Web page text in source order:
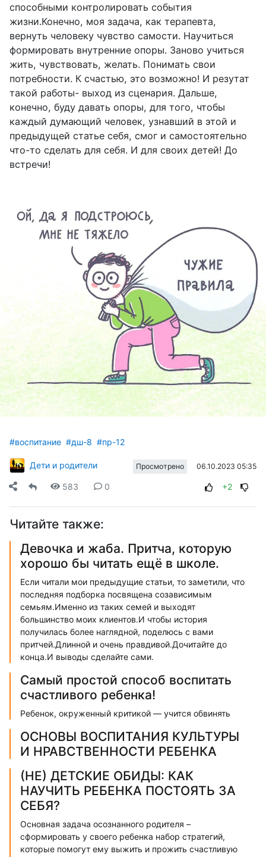
способными контролировать события
жизни.Конечно, моя задача, как терапевта,
вернуть человеку чувство самости. Научиться
формировать внутренние опоры. Заново учиться
жить, чувствовать, желать. Понимать свои
потребности. К счастью, это возможно! И резутат
такой работы- выход из сценария. Дальше,
конечно, буду давать опоры, для того, чтобы
каждый думающий человек, узнавший в этой и
предыдущей статье себя, смог и самостоятельно
что-то сделать для себя. И для своих детей! До
встречи!
#воспитание #дш-8 #пр-12
Дети и родители Просмотрено 06.10.2023 05:35
583 0 +2
Читайте также:
Девочка и жаба. Притча, которую
хорошо бы читать ещё в школе.
Если читали мои предыдущие статьи, то заметили, что
последняя подборка посвящена созависимым
семьям.Именно из таких семей и выходят
большинство моих клиентов.И чтобы история
получилась более наглядной, поделюсь с вами
притчей.Длинной и очень правдивой.Дочитайте до
конца.И выводы сделайте сами.
Самый простой способ воспитать
счастливого ребенка!
Ребенок, окруженный критикой — учится обвинять
ОСНОВЫ ВОСПИТАНИЯ КУЛЬТУРЫ
И НРАВСТВЕННОСТИ РЕБЕНКА
(НЕ) ДЕТСКИЕ ОБИДЫ: КАК
НАУЧИТЬ РЕБЕНКА ПОСТОЯТЬ ЗА
СЕБЯ?
Основная задача осознанного родителя –
сформировать у своего ребенка набор стратегий,
которые помогут ему выжить и прожить счастливую